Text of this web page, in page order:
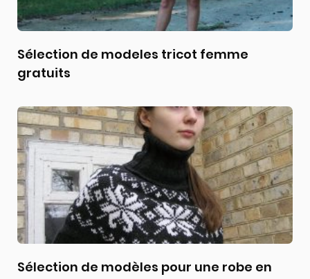
Sélection de modeles tricot femme
gratuits
Sélection de modèles pour une robe en